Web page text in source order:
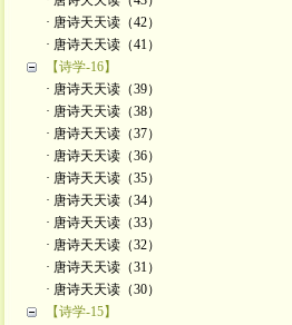
· 唐诗天天读（42）
· 唐诗天天读（41）
【诗学-16】
· 唐诗天天读（39）
· 唐诗天天读（38）
· 唐诗天天读（37）
· 唐诗天天读（36）
· 唐诗天天读（35）
· 唐诗天天读（34）
· 唐诗天天读（33）
· 唐诗天天读（32）
· 唐诗天天读（31）
· 唐诗天天读（30）
【诗学-15】